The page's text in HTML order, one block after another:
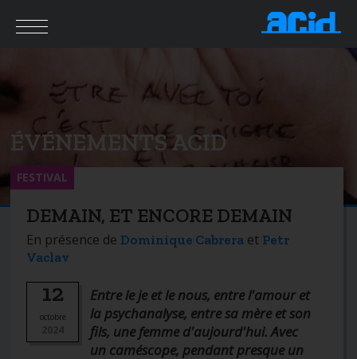
ÉVÉNEMENTS ACID
DEMAIN, ET ENCORE DEMAIN
En présence deDominique Cabrera et Petr
Vaclav
12
octobre
Entre le je et le nous, entre l'amour et
la psychanalyse, entre sa mère et son
fils, une femme d'aujourd'hui. Avec
un caméscope, pendant presque un
FESTIVAL